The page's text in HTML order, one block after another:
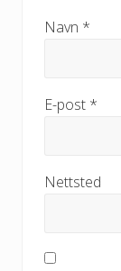
Navn *
E-post *
Nettsted